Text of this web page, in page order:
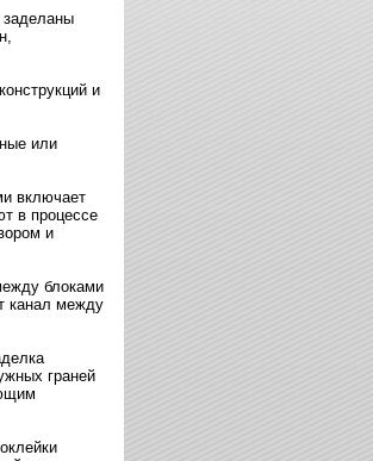
заделаны
и
или
включает
в процессе
и
блоками
канал между
граней